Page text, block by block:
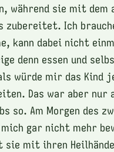
während sie mit dem
zubereitet. Ich
kann dabei nicht
denn essen und
würde mir das Kind
Das war aber nur
so. Am Morgen des
gar nicht mehr
sie mit ihren